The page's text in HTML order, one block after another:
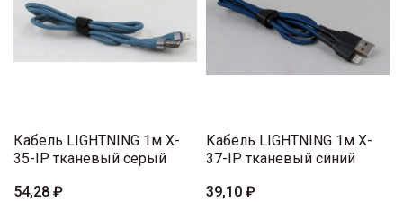
Кабель LIGHTNING 1м X-
35-IP тканевый серый
54,28 ₽
Кабель LIGHTNING 1м X-
37-IP тканевый синий
39,10 ₽